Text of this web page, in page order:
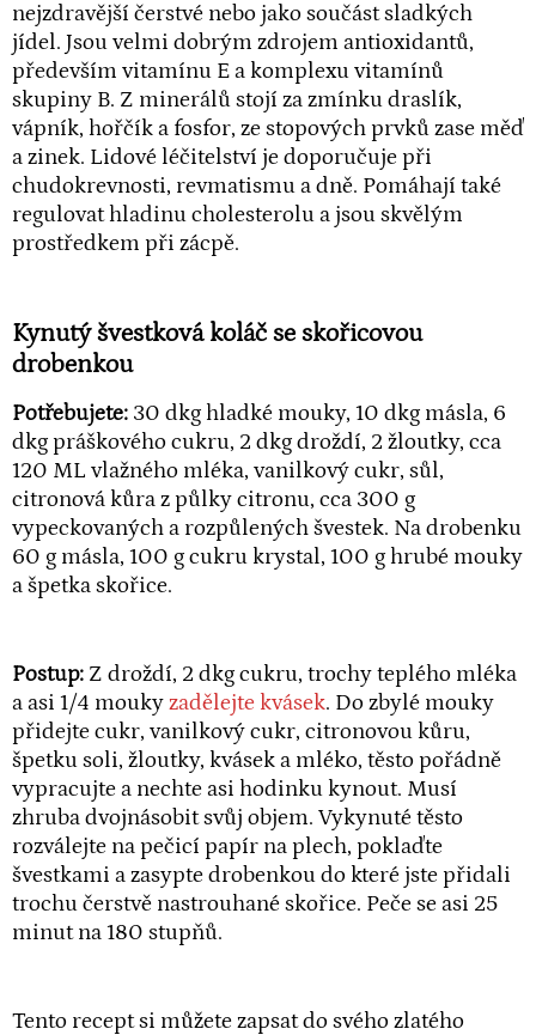
nejzdravější čerstvé nebo jako součást sladkých
jídel. Jsou velmi dobrým zdrojem antioxidantů,
především vitamínu E a komplexu vitamínů
skupiny B. Z minerálů stojí za zmínku draslík,
vápník, hořčík a fosfor, ze stopových prvků zase měď
a zinek. Lidové léčitelství je doporučuje při
chudokrevnosti, revmatismu a dně. Pomáhají také
regulovat hladinu cholesterolu a jsou skvělým
prostředkem při zácpě.
Kynutý švestková koláč se skořicovou
drobenkou
Potřebujete: 30 dkg hladké mouky, 10 dkg másla, 6
dkg práškového cukru, 2 dkg droždí, 2 žloutky, cca
120 ML vlažného mléka, vanilkový cukr, sůl,
citronová kůra z půlky citronu, cca 300 g
vypeckovaných a rozpůlených švestek. Na drobenku
60 g másla, 100 g cukru krystal, 100 g hrubé mouky
a špetka skořice.
Postup: Z droždí, 2 dkg cukru, trochy teplého mléka
a asi 1/4 moukyzadělejte kvásek. Do zbylé mouky
přidejte cukr, vanilkový cukr, citronovou kůru,
špetku soli, žloutky, kvásek a mléko, těsto pořádně
vypracujte a nechte asi hodinku kynout. Musí
zhruba dvojnásobit svůj objem. Vykynuté těsto
rozválejte na pečicí papír na plech, poklaďte
švestkami a zasypte drobenkou do které jste přidali
trochu čerstvě nastrouhané skořice. Peče se asi 25
minut na 180 stupňů.
Tento recept si můžete zapsat do svého zlatého